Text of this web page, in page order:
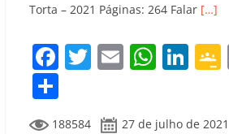
Torta – 2021 Páginas: 264 Falar […]
F T
itt
E W Li
o
188584 27 de julho de 2021